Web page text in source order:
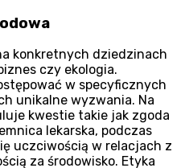
konkretnych dziedzinach
czy ekologia.
w specyficznych
unikalne wyzwania. Na
kwestie takie jak zgoda
lekarska, podczas
uczciwością w relacjach z
za środowisko. Etyka